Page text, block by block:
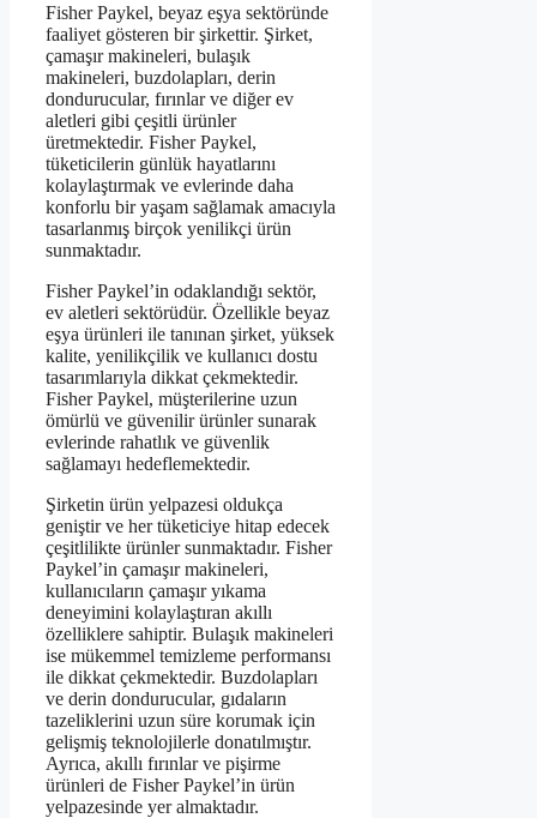
Fisher Paykel, beyaz eşya sektöründe
faaliyet gösteren bir şirkettir. Şirket,
çamaşır makineleri, bulaşık
makineleri, buzdolapları, derin
dondurucular, fırınlar ve diğer ev
aletleri gibi çeşitli ürünler
üretmektedir. Fisher Paykel,
tüketicilerin günlük hayatlarını
kolaylaştırmak ve evlerinde daha
konforlu bir yaşam sağlamak amacıyla
tasarlanmış birçok yenilikçi ürün
sunmaktadır.
Fisher Paykel’in odaklandığı sektör,
ev aletleri sektörüdür. Özellikle beyaz
eşya ürünleri ile tanınan şirket, yüksek
kalite, yenilikçilik ve kullanıcı dostu
tasarımlarıyla dikkat çekmektedir.
Fisher Paykel, müşterilerine uzun
ömürlü ve güvenilir ürünler sunarak
evlerinde rahatlık ve güvenlik
sağlamayı hedeflemektedir.
Şirketin ürün yelpazesi oldukça
geniştir ve her tüketiciye hitap edecek
çeşitlilikte ürünler sunmaktadır. Fisher
Paykel’in çamaşır makineleri,
kullanıcıların çamaşır yıkama
deneyimini kolaylaştıran akıllı
özelliklere sahiptir. Bulaşık makineleri
ise mükemmel temizleme performansı
ile dikkat çekmektedir. Buzdolapları
ve derin dondurucular, gıdaların
tazeliklerini uzun süre korumak için
gelişmiş teknolojilerle donatılmıştır.
Ayrıca, akıllı fırınlar ve pişirme
ürünleri de Fisher Paykel’in ürün
yelpazesinde yer almaktadır.